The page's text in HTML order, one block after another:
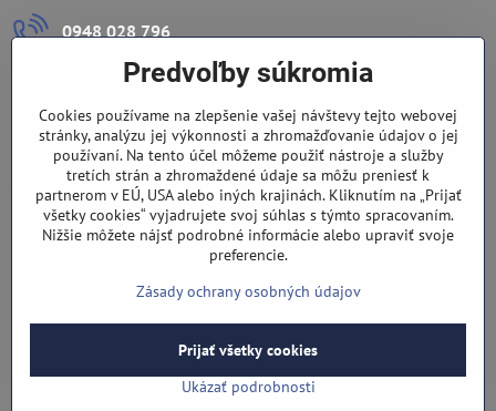
0948 028 796
info​@lazuli​.sk
Lazuli s​.r​.o​.
Predajňa
Nové Zámky, Pri gymnáziu 6
(slepá ulica), v tesnej blízkosti centra mesta, parkovanie v ulici
©2026Copyright
Predvoľby súkromiaZásady ochrany osobných údajov
Vytvorené pomocou:BiznisWeb.sk
Predvoľby súkromia
Cookies používame na zlepšenie vašej návštevy tejto webovej
stránky, analýzu jej výkonnosti a zhromažďovanie údajov o jej
používaní. Na tento účel môžeme použiť nástroje a služby
tretích strán a zhromaždené údaje sa môžu preniesť k
partnerom v EÚ, USA alebo iných krajinách. Kliknutím na „Prijať
všetky cookies“ vyjadrujete svoj súhlas s týmto spracovaním.
Nižšie môžete nájsť podrobné informácie alebo upraviť svoje
preferencie.
Zásady ochrany osobných údajov
Ukázať podrobnosti
Prijať všetky cookies